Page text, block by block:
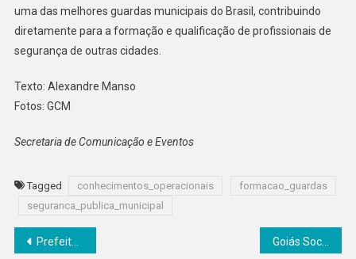
uma das melhores guardas municipais do Brasil, contribuindo
diretamente para a formação e qualificação de profissionais de
segurança de outras cidades.
Texto: Alexandre Manso
Fotos: GCM
Secretaria de Comunicação e Eventos
Tagged conhecimentos_operacionais
formacao_guardas
seguranca_publica_municipal
Navegação
Prefeitura abre pagamento do IPTU 2026 em Senador Canedo com 20% de desconto à vista